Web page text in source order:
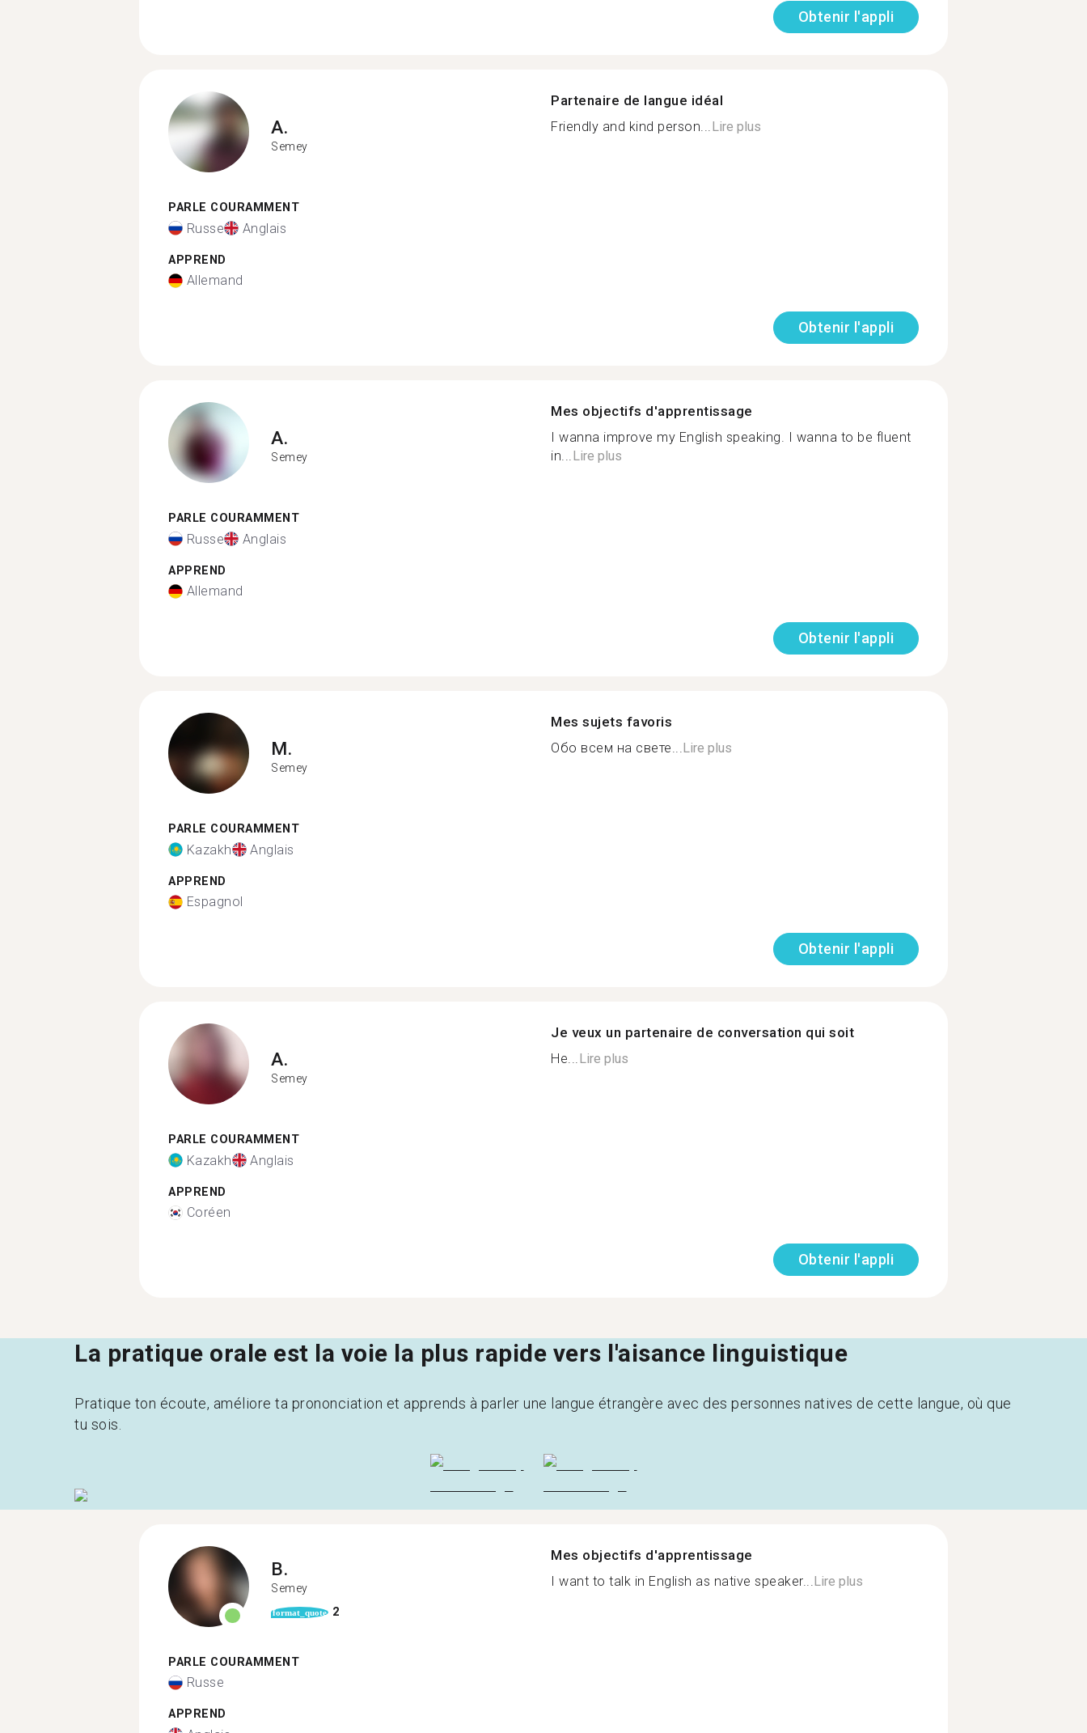
Obtenir l'appli
A.
Semey
PARLE COURAMMENT
Russe Anglais
APPREND
Allemand
Partenaire de langue idéal
Friendly and kind person...Lire plus
Obtenir l'appli
A.
Semey
PARLE COURAMMENT
Russe Anglais
APPREND
Allemand
Mes objectifs d'apprentissage
I wanna improve my English speaking. I wanna to be fluent
in...Lire plus
Obtenir l'appli
M.
Semey
PARLE COURAMMENT
Kazakh Anglais
APPREND
Espagnol
Mes sujets favoris
Обо всем на свете...Lire plus
Obtenir l'appli
A.
Semey
PARLE COURAMMENT
Kazakh Anglais
APPREND
Coréen
Je veux un partenaire de conversation qui soit
Не...Lire plus
Obtenir l'appli
La pratique orale est la voie la plus rapide vers l'aisance linguistique
Pratique ton écoute, améliore ta prononciation et apprends à parler une langue étrangère avec des personnes natives de cette langue, où que
tu sois.
B.
Semey
format_quote 2
PARLE COURAMMENT
Russe
APPREND
Mes objectifs d'apprentissage
I want to talk in English as native speaker... Lire plus